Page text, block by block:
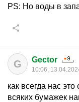
РS: Но воды в
G Gector
10:06,
как всегда нас
всяких бумажек